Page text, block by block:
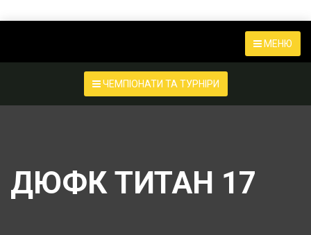
МЕНЮ
ЧЕМПІОНАТИ ТА ТУРНІРИ
ДЮФК ТИТАН 17